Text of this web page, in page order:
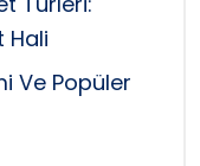
Hali
Ve Popüler